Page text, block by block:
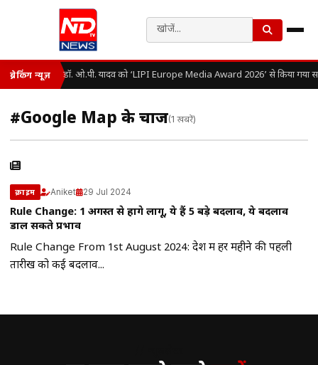
ब्रेकिंग न्यूज़ डॉ. ओ.पी. यादव को ‘LIPI Europe Media Award 2026’ से किया गया
#Google Map के चार्ज(1 खबरें)
क्राइम Aniket 29 Jul 2024
Rule Change: 1 अगस्त से होंगे लागू, ये हैं 5 बड़े बदलाव, ये बदलाव
डाल सकते प्रभाव
Rule Change From 1st August 2024: देश में हर महीने की पहली
तारीख को कई बदलाव...